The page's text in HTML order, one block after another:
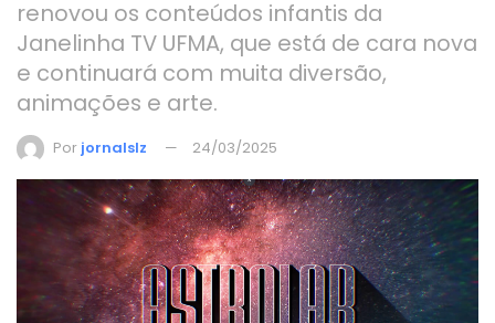
renovou os conteúdos infantis da
Janelinha TV UFMA, que está de cara nova
e continuará com muita diversão,
animações e arte.
Por jornalslz 24/03/2025